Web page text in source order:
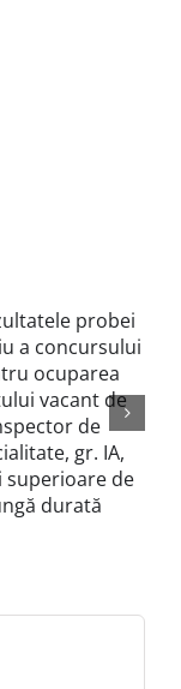
concursul
pentru
ocuparea
postului
vacant de
inspector